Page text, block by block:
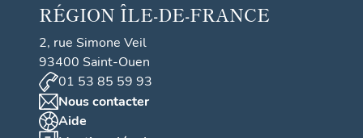
RÉGION ÎLE-DE-FRANCE
2, rue Simone Veil
93400 Saint-Ouen
01 53 85 59 93
Nous contacter
Aide